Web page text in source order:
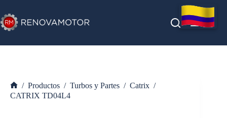
al
contenido
Inicio
/ Productos / Turbos y Partes / Catrix /
CATRIX TD04L4